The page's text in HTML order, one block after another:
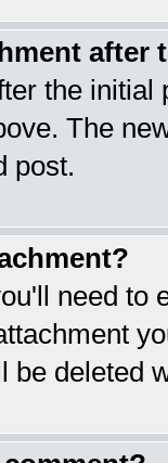
after
the
The
post.
need
be deleted